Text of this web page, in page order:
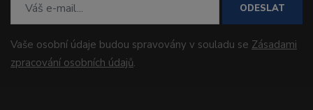
ODESLAT
Vaše osobní údaje budou spravovány v souladu se Zásadami
zpracování osobních údajů.